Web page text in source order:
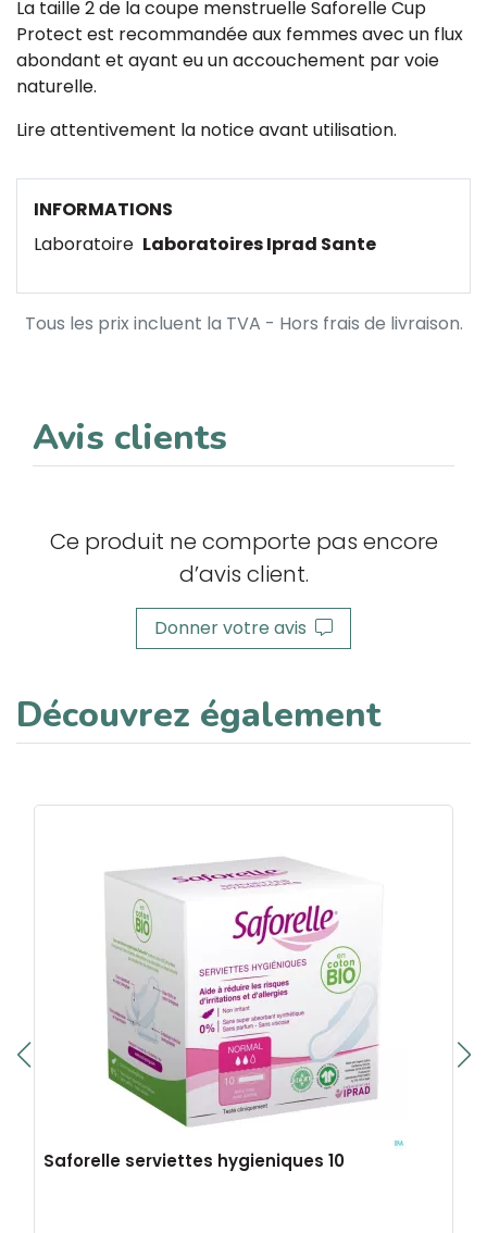
La taille 2 de la coupe menstruelle Saforelle Cup
Protect est recommandée aux femmes avec un flux
abondant et ayant eu un accouchement par voie
naturelle.
Lire attentivement la notice avant utilisation.
INFORMATIONS
Laboratoire Laboratoires Iprad Sante
Tous les prix incluent la TVA - Hors frais de livraison.
Avis clients
Ce produit ne comporte pas encore
d’avis client.
Donner votre avis
Découvrez également
Saforelle serviettes hygieniques 10